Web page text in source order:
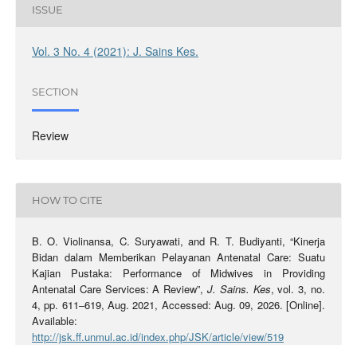
ISSUE
Vol. 3 No. 4 (2021): J. Sains Kes.
SECTION
Review
HOW TO CITE
B. O. Violinansa, C. Suryawati, and R. T. Budiyanti, “Kinerja
Bidan dalam Memberikan Pelayanan Antenatal Care: Suatu
Kajian Pustaka: Performance of Midwives in Providing
Antenatal Care Services: A Review”, J. Sains. Kes, vol. 3, no.
4, pp. 611–619, Aug. 2021, Accessed: Aug. 09, 2026. [Online].
Available:
http://jsk.ff.unmul.ac.id/index.php/JSK/article/view/519